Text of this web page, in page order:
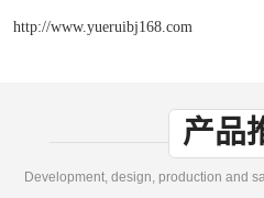
http://www.yueruibj168.com
产品